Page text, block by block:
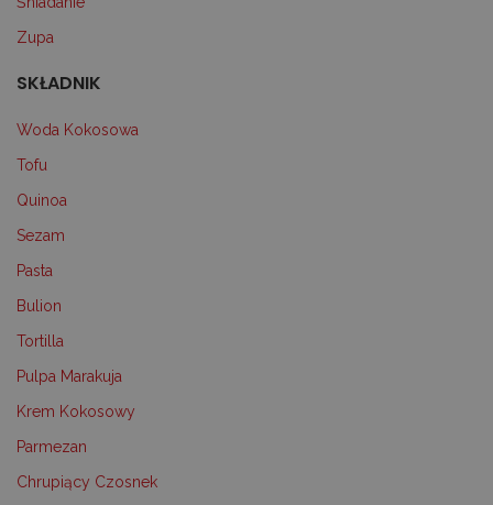
Zupa
SKŁADNIK
Woda Kokosowa
Tofu
Quinoa
Sezam
Pasta
Bulion
Tortilla
Pulpa Marakuja
Krem Kokosowy
Parmezan
Chrupiący Czosnek